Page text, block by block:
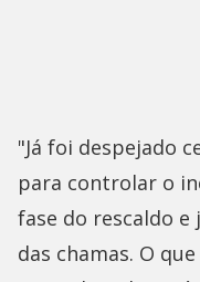
"Já foi despejado
para controlar o
fase do rescaldo e
das chamas. O